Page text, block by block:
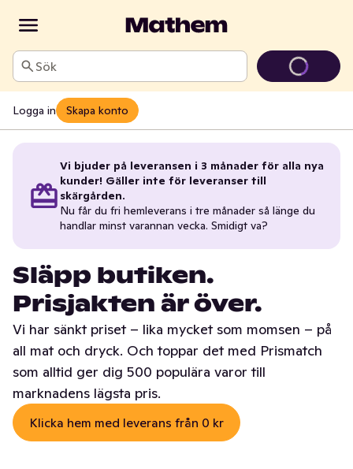
Sök
Logga in Skapa konto
Vi bjuder på leveransen i 3 månader för alla nya
kunder! Gäller inte för leveranser till
skärgården.
Nu får du fri hemleverans i tre månader så länge du
handlar minst varannan vecka. Smidigt va?
Släpp butiken.
Prisjakten är över.
Vi har sänkt priset – lika mycket som momsen – på
all mat och dryck. Och toppar det med Prismatch
som alltid ger dig 500 populära varor till
marknadens lägsta pris.
Klicka hem med leverans från 0 kr